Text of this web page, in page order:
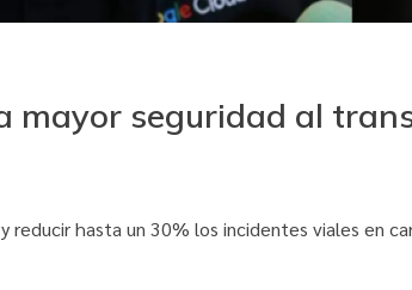
mayor seguridad al
reducir hasta un 30% los incidentes viales en